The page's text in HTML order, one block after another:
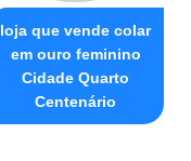
loja que vende colar
em ouro feminino
Cidade Quarto
Centenário